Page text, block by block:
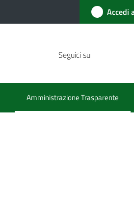
Accedi
Seguici su
Amministrazione Trasparente
Menu selezionato